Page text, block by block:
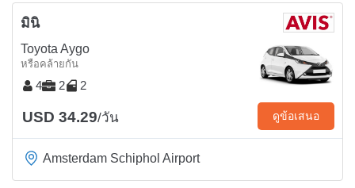
มินิ
Toyota Aygo
หรือคล้ายกัน
4 2 2
USD 34.29/วัน ดูข้อเสนอ
Amsterdam Schiphol Airport